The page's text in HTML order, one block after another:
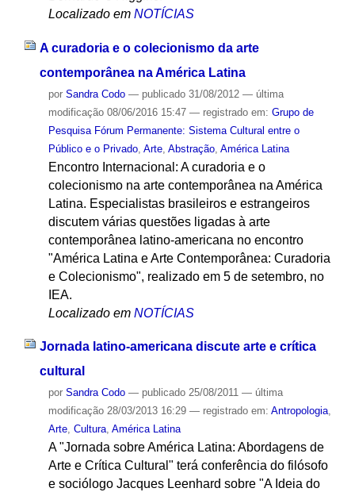
Localizado em NOTÍCIAS
A curadoria e o colecionismo da arte
contemporânea na América Latina
por Sandra Codo — publicado31/08/2012 — última
modificação08/06/2016 15:47 — registrado em: Grupo de
Pesquisa Fórum Permanente: Sistema Cultural entre o
Público e o Privado, Arte, Abstração, América Latina
Encontro Internacional: A curadoria e o
colecionismo na arte contemporânea na América
Latina. Especialistas brasileiros e estrangeiros
discutem várias questões ligadas à arte
contemporânea latino-americana no encontro
"América Latina e Arte Contemporânea: Curadoria
e Colecionismo", realizado em 5 de setembro, no
IEA.
Localizado em NOTÍCIAS
Jornada latino-americana discute arte e crítica
cultural
por Sandra Codo — publicado25/08/2011 — última
modificação28/03/2013 16:29 — registrado em: Antropologia,
Arte, Cultura, América Latina
A "Jornada sobre América Latina: Abordagens de
Arte e Crítica Cultural" terá conferência do filósofo
e sociólogo Jacques Leenhard sobre "A Ideia do